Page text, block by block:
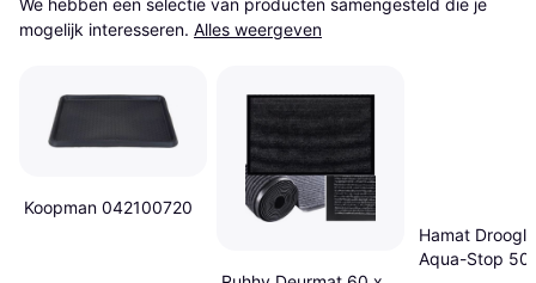
We hebben een selectie van producten samengesteld die je
mogelijk interesseren. Alles weergeven
Koopman 042100720
Hamat
Aqua-Stop